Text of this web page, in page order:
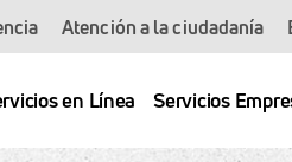
Atención a la ciudadanía
en Línea Servicios